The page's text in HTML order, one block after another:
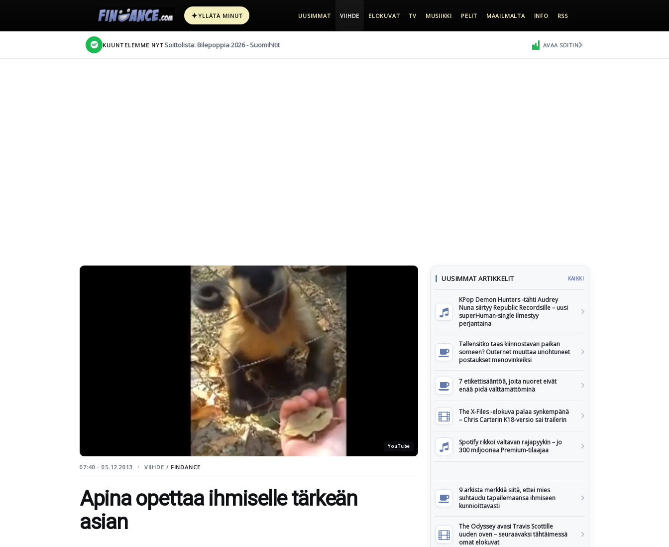
✦YLLÄTÄ MINUT UUSIMMAT VIIHDE ELOKUVAT TV MUSIIKKI PELIT MAAILMALTA INFO RSS
KUUNTELEMME NYT Soittolista: Bilepoppia 2026 - Suomihitit AVAA SOITIN
YouTube
07:40 - 05.12.2013 VIIHDE / FINDANCE
Apina opettaa ihmiselle tärkeän
asian
UUSIMMAT ARTIKKELIT KAIKKI
KPop Demon Hunters -tähti Audrey
Nuna siirtyy Republic Recordsille – uusi
superHuman-single ilmestyy
perjantaina
Tallensitko taas kiinnostavan paikan
someen? Outernet muuttaa unohtuneet
postaukset menovinkeiksi
7 etikettisääntöä, joita nuoret eivät
enää pidä välttämättöminä
The X-Files -elokuva palaa synkempänä
– Chris Carterin K18-versio sai trailerin
Spotify rikkoi valtavan rajapyykin – jo
300 miljoonaa Premium-tilaajaa
9 arkista merkkiä siitä, ettei mies
suhtaudu tapailemaansa ihmiseen
kunnioittavasti
The Odyssey avasi Travis Scottille
uuden oven – seuraavaksi tähtäimessä
omat elokuvat